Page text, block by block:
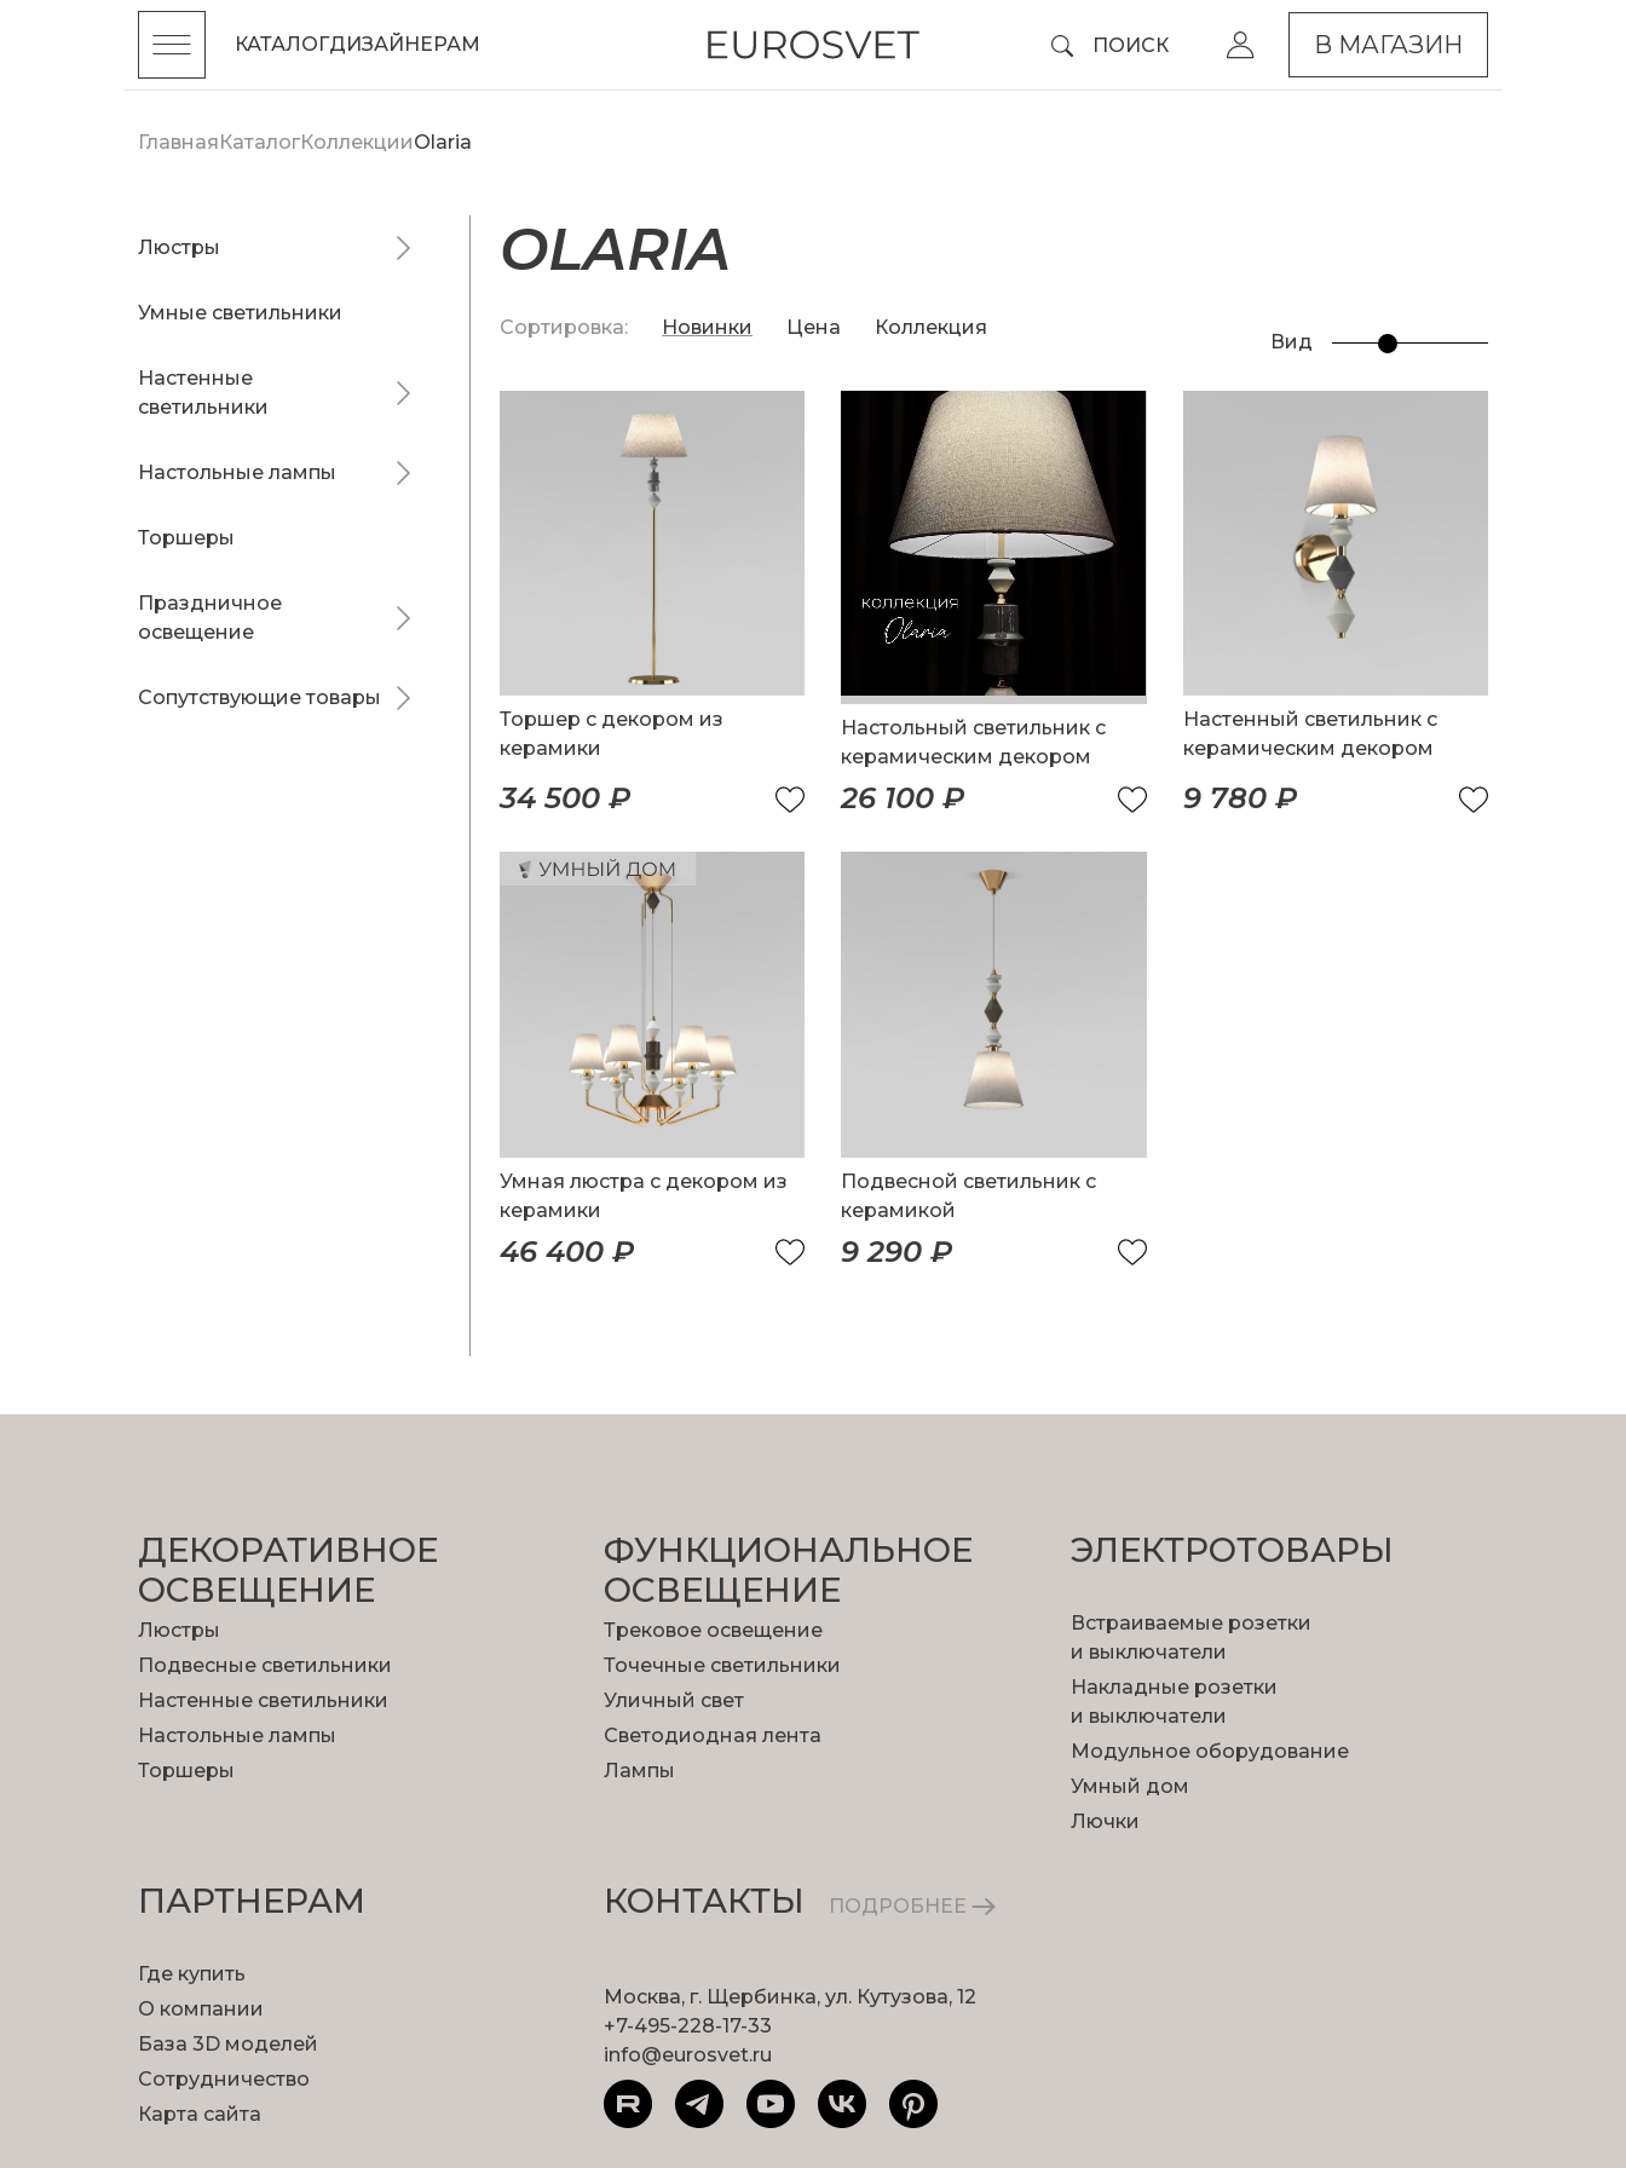
КАТАЛОГДИЗАЙНЕРАМ ПОИСК В МАГАЗИН
ГлавнаяКаталогКоллекцииOlaria
Люстры
Умные светильники
Настенные
светильники
Настольные лампы
Торшеры
Праздничное
освещение
Сопутствующие товары
OLARIA
Сортировка: Новинки Цена Коллекция
Вид
Торшер с декором из
керамики
34 500 ₽
Настольный светильник с
керамическим декором
26 100 ₽
Настенный светильник с
керамическим декором
9 780 ₽
Умная люстра с декором из
керамики
46 400 ₽
Подвесной светильник с
керамикой
9 290 ₽
ДЕКОРАТИВНОЕ
ОСВЕЩЕНИЕ
Люстры
Подвесные светильники
Настенные светильники
Настольные лампы
Торшеры
ФУНКЦИОНА­ЛЬНОЕ
ОСВЕЩЕНИЕ
Трековое освещение
Точечные светильники
Уличный свет
Светодиодная лента
Лампы
ЭЛЕКТРОТОВАРЫ
Встраиваемые розетки
и выключатели
Накладные розетки
и выключатели
Модульное оборудование
Умный дом
Лючки
ПАРТНЕРАМ
Где купить
О компании
База 3D моделей
Сотрудничество
Карта сайта
КОНТАКТЫ ПОДРОБНЕЕ
Москва, г. Щербинка, ул. Кутузова, 12
+7-495-228-17-33
info@eurosvet.ru